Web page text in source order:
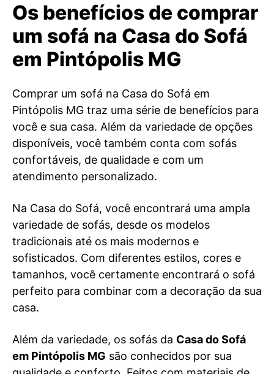
Os benefícios de comprar
um sofá na Casa do Sofá
em Pintópolis MG
Comprar um sofá na Casa do Sofá em
Pintópolis MG traz uma série de benefícios para
você e sua casa. Além da variedade de opções
disponíveis, você também conta com sofás
confortáveis, de qualidade e com um
atendimento personalizado.
Na Casa do Sofá, você encontrará uma ampla
variedade de sofás, desde os modelos
tradicionais até os mais modernos e
sofisticados. Com diferentes estilos, cores e
tamanhos, você certamente encontrará o sofá
perfeito para combinar com a decoração da sua
casa.
Além da variedade, os sofás da Casa do Sofá
em Pintópolis MG são conhecidos por sua